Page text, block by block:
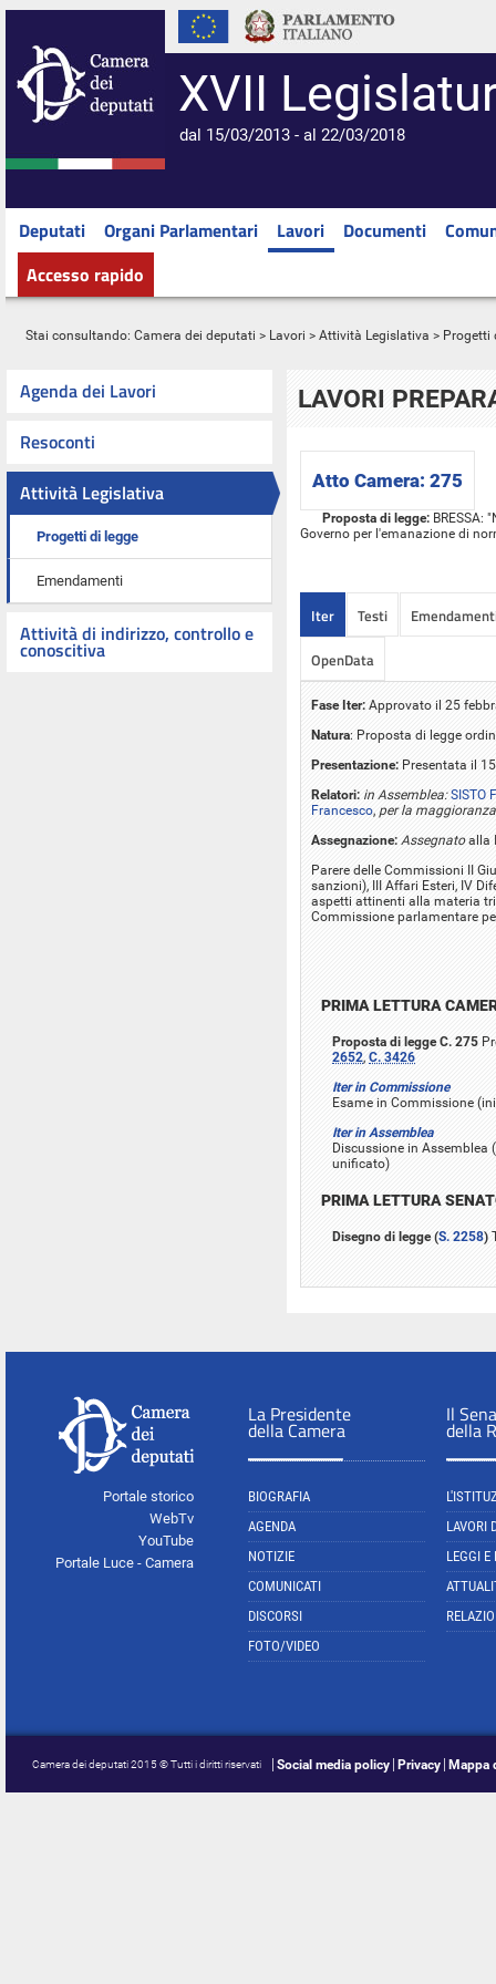
XVII
dal 15/03/2013 - al 22/03/2018
Deputati Organi Parlamentari Lavori Documenti
Accesso rapido
Stai consultando: Camera dei deputati > Lavori > Attività Legislativa > Progetti
Agenda dei Lavori
Resoconti
Attività Legislativa
Progetti di legge
Emendamenti
Attività di indirizzo, controllo e
conoscitiva
LAVORI
Atto Camera: 275
Proposta di legge: BRESSA:
Governo per l'emanazione di
Iter Testi
OpenData
Fase Iter: Approvato il 25
Natura: Proposta di legge
Presentazione: Presentata il
Relatori: in Assemblea:SISTO
Francesco, per la maggioranza
Assegnazione: Assegnatoalla
Parere delle Commissioni II
sanzioni), III Affari Esteri, IV
aspetti attinenti alla materia
Commissione parlamentare
PRIMA LETTURA
Proposta di legge C. 275
2652, C. 3426
Iter in Commissione
Esame in Commissione
Iter in Assemblea
Discussione in
unificato)
PRIMA LETTURA
Disegno di legge (S. 2258)
Portale storico
WebTv
YouTube
Portale Luce - Camera
La Presidente
della Camera
BIOGRAFIA
AGENDA
NOTIZIE
COMUNICATI
DISCORSI
FOTO/VIDEO
Il
della
LAVORI
LEGGI E
Camera dei deputati 2015 © Tutti i diritti riservati Social media policy Privacy Mappa